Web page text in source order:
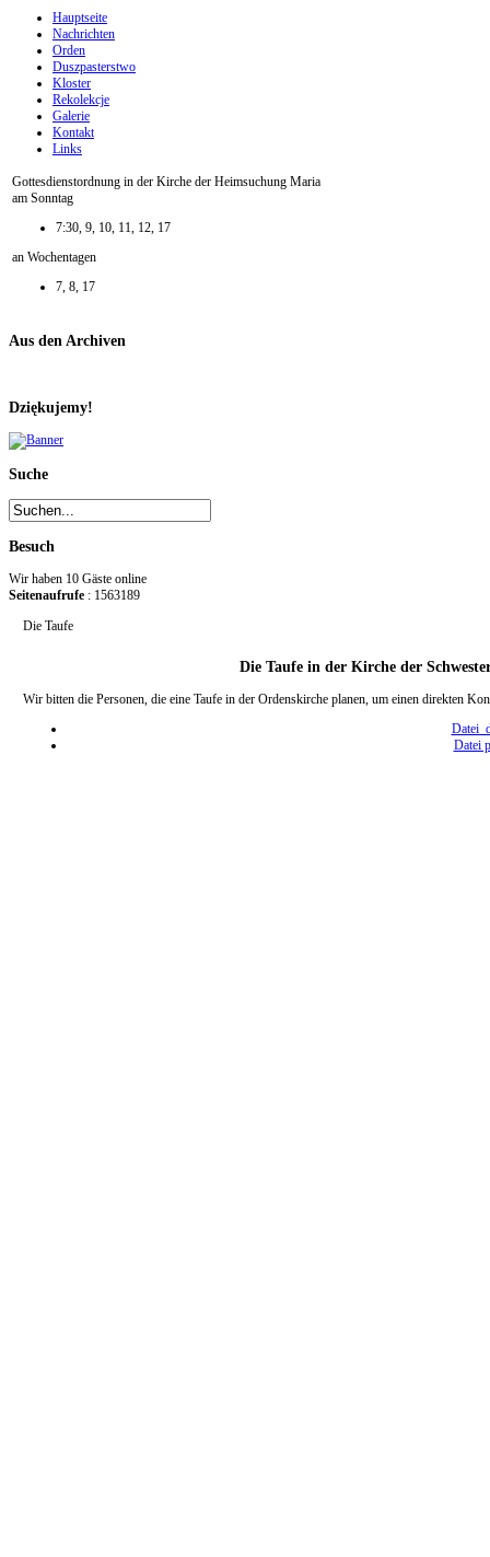
Hauptseite
Nachrichten
Orden
Duszpasterstwo
Kloster
Rekolekcje
Galerie
Kontakt
Links
Gottesdienstordnung in der Kirche der Heimsuchung Maria
am Sonntag
7:30, 9, 10, 11, 12, 17
an Wochentagen
7, 8, 17
Aus den Archiven
Dziękujemy!
Suche
Besuch
Wir haben 10 Gäste online
Seitenaufrufe : 1563189
Die Taufe
Die Taufe in der Kirche der
Wir bitten die Personen, die eine Taufe in der Ordenskirche planen, um einen direkten
Datei
Datei